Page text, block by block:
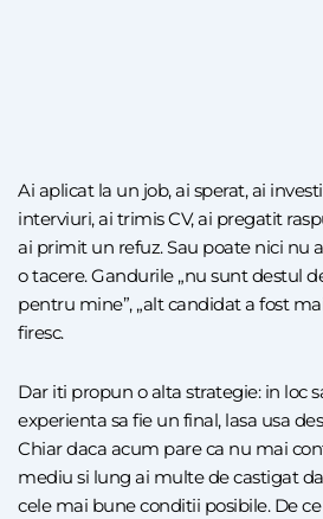
Ai aplicat la un job, ai sperat, ai
interviuri, ai trimis CV, ai pregatit
ai primit un refuz. Sau poate nici nu
o tacere. Gandurile „nu sunt destul
pentru mine”, „alt candidat a fost
firesc.
Dar iti propun o alta strategie: in loc
experienta sa fie un final, lasa usa
Chiar daca acum pare ca nu mai
mediu si lung ai multe de castigat
cele mai bune conditii posibile. De